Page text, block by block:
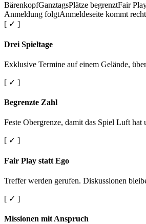
BärenkopfGanztagsPlätze begrenztFair
Anmeldung folgtAnmeldeseite kommt
[ ✓ ]
Drei Spieltage
Exklusive Termine auf einem Gelände,
[ ✓ ]
Begrenzte Zahl
Feste Obergrenze, damit das Spiel Luft hat
[ ✓ ]
Fair Play statt Ego
Treffer werden gerufen. Diskussionen
[ ✓ ]
Missionen mit Anspruch